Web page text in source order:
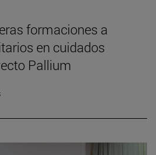
formaciones a
en cuidados
Pallium